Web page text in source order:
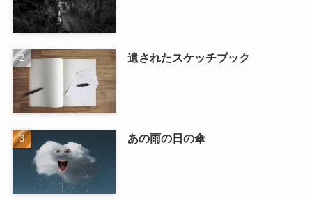
遺されたスケッチブック
あの雨の日の傘